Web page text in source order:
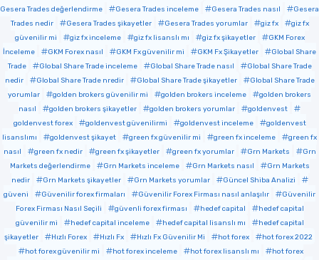
Gesera Trades değerlendirme
Gesera Trades inceleme Gesera Trades nasıl
Gesera
Trades nedir
Gesera Trades şikayetler Gesera Trades yorumlar giz fx
giz fx
güvenilir mi
giz fx inceleme giz fx lisanslı mı giz fx şikayetler
GKM Forex
İnceleme
GKM Forex nasıl GKM Fx güvenilir mi GKM Fx Şikayetler
Global Share
Trade
Global Share Trade inceleme Global Share Trade nasıl
Global Share Trade
nedir
Global Share Trade nredir Global Share Trade şikayetler
Global Share Trade
yorumlar
golden brokers güvenilir mi golden brokers inceleme
golden brokers
nasıl
golden brokers şikayetler golden brokers yorumlar
goldenvest
goldenvest forex
goldenvest güvenilirmi goldenvest inceleme
goldenvest
lisanslımı
goldenvest şikayet green fx güvenilir mi green fx inceleme
green fx
nasıl
green fx nedir green fx şikayetler green fx yorumlar Grn Markets
Grn
Markets değerlendirme
Grn Markets inceleme Grn Markets nasıl
Grn Markets
nedir
Grn Markets şikayetler Grn Markets yorumlar
Güncel Shiba Analizi
güveni
Güvenilir forex firmaları Güvenilir Forex Firması nasıl anlaşılır
Güvenilir
Forex Firması Nasıl Seçili
güvenli forex firması hedef capital
hedef capital
güvenilir mi
hedef capital inceleme hedef capital lisanslı mı
hedef capital
şikayetler
Hızlı Forex Hızlı Fx Hızlı Fx Güvenilir Mi hot forex
hot forex 2022
hot forex güvenilir mi
hot forex inceleme hot forex lisanslı mı
hot forex